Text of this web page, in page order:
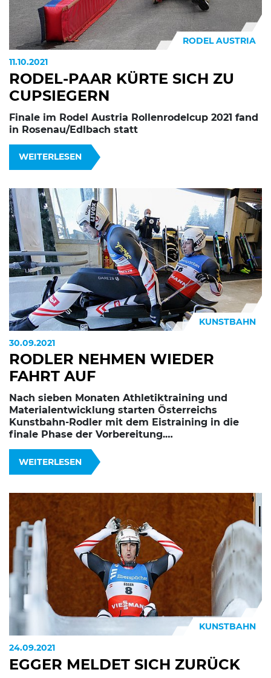
RODEL AUSTRIA
11.10.2021
RODEL-PAAR KÜRTE SICH ZU
CUPSIEGERN
Finale im Rodel Austria Rollenrodelcup 2021 fand
in Rosenau/Edlbach statt
WEITERLESEN
KUNSTBAHN
30.09.2021
RODLER NEHMEN WIEDER
FAHRT AUF
Nach sieben Monaten Athletiktraining und
Materialentwicklung starten Österreichs
Kunstbahn-Rodler mit dem Eistraining in die
finale Phase der Vorbereitung.…
WEITERLESEN
KUNSTBAHN
24.09.2021
EGGER MELDET SICH ZURÜCK